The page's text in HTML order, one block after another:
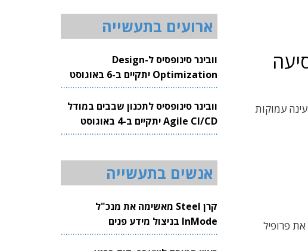
עמוקות
פרופיל
ארועים בתעשייה
וובינר סינופסיס ל-Design
Optimization יתקיים ב-6 באוגוסט
2026
וובינר סינופסיס לתכנון שבבים במודל
Agile CI/CD יתקיים ב-4 באוגוסט
2026
אנשים בתעשייה
קרן Steel מאשימה את מנכ"ל
InMode בניצול מידע פנים